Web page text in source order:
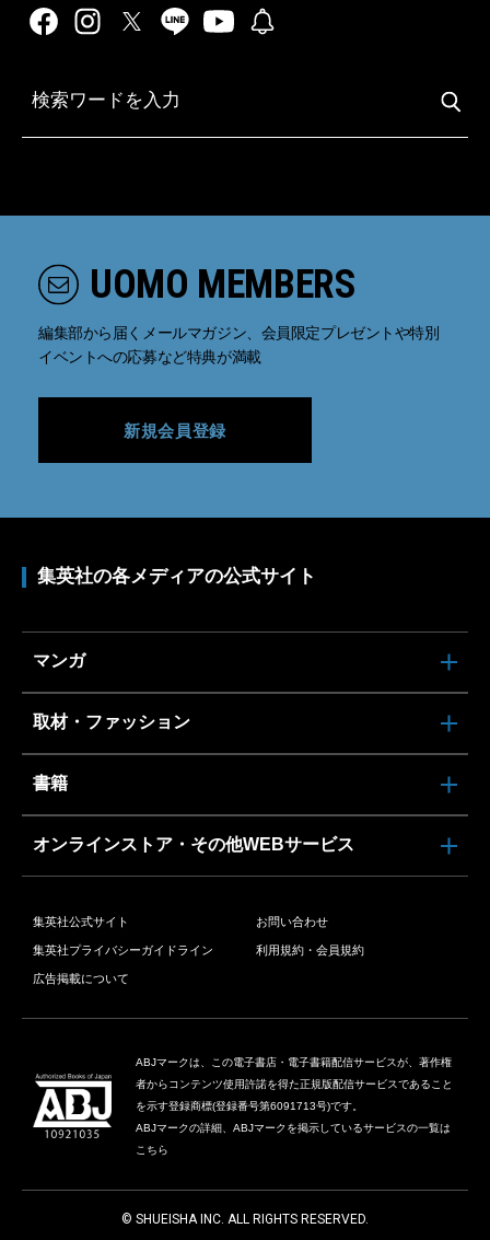
UOMO MEMBERS
編集部から届くメールマガジン、会員限定プレゼントや特別
イベントへの応募など特典が満載
新規会員登録
集英社の各メディアの公式サイト
マンガ
取材・ファッション
書籍
オンラインストア・その他WEBサービス
集英社公式サイト お問い合わせ
集英社プライバシーガイドライン 利用規約・会員規約
広告掲載について
ABJマークは、この電子書店・電子書籍配信サービスが、著作権
者からコンテンツ使用許諾を得た正規版配信サービスであること
を示す登録商標(登録番号第6091713号)です。
ABJマークの詳細、ABJマークを掲示しているサービスの一覧は
こちら
© SHUEISHA INC. ALL RIGHTS RESERVED.